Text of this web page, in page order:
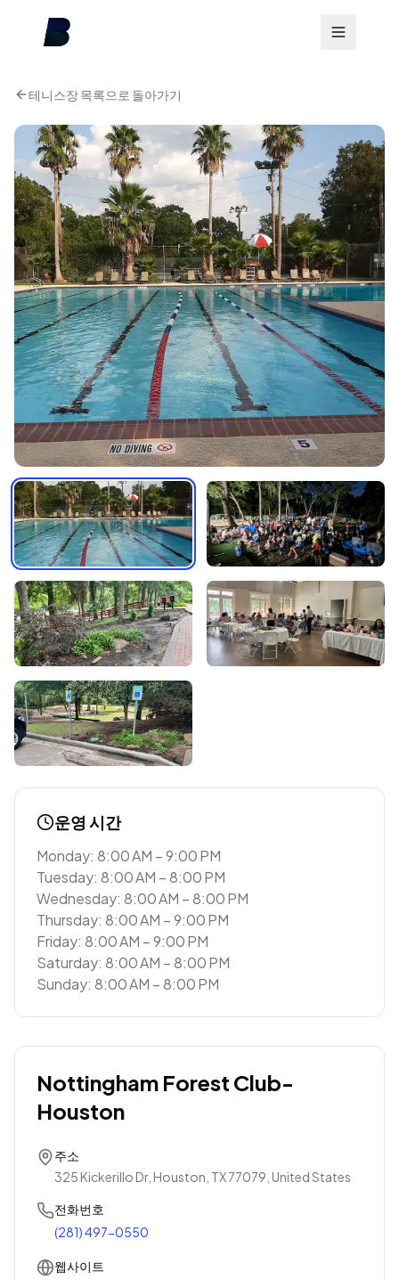
테니스장 목록으로 돌아가기
운영 시간
Monday: 8:00 AM – 9:00 PM
Tuesday: 8:00 AM – 8:00 PM
Wednesday: 8:00 AM – 8:00 PM
Thursday: 8:00 AM – 9:00 PM
Friday: 8:00 AM – 9:00 PM
Saturday: 8:00 AM – 8:00 PM
Sunday: 8:00 AM – 8:00 PM
Nottingham Forest Club-
Houston
주소
325 Kickerillo Dr, Houston, TX 77079, United States
전화번호
(281) 497-0550
웹사이트